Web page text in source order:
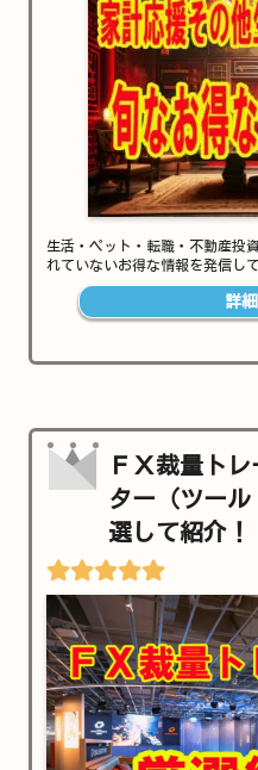
生活・ペット・転職・不動産投
れていないお得な情報を発信し
詳
ＦＸ裁量ト
ター（ツー
選して紹介！